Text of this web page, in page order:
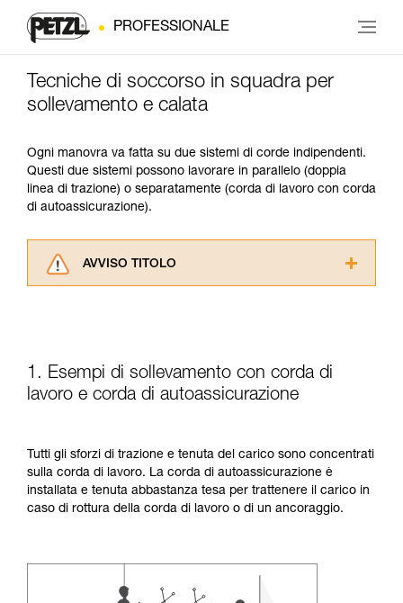
PROFESSIONALE
Tecniche di soccorso in squadra per
sollevamento e calata
Ogni manovra va fatta su due sistemi di corde indipendenti.
Questi due sistemi possono lavorare in parallelo (doppia
linea di trazione) o separatamente (corda di lavoro con corda
di autoassicurazione).
AVVISO TITOLO
capire queste ulteriori informazioni.
La padronanza di queste tecniche richiede una
sicurezza, prima di riprodurla autonomamente.
Forniamo esempi di tecniche relative alla vostra
attività. Ne possono esistere altre che non
vengono qui descritte.
1. Esempi di sollevamento con corda di
lavoro e corda di autoassicurazione
Tutti gli sforzi di trazione e tenuta del carico sono concentrati
sulla corda di lavoro. La corda di autoassicurazione è
installata e tenuta abbastanza tesa per trattenere il carico in
caso di rottura della corda di lavoro o di un ancoraggio.